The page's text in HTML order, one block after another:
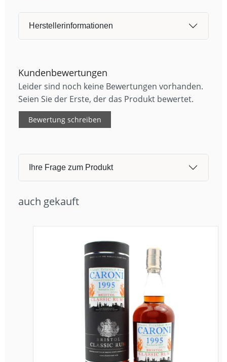
Herstellerinformationen
Kundenbewertungen
Leider sind noch keine Bewertungen vorhanden.
Seien Sie der Erste, der das Produkt bewertet.
Bewertung schreiben
Ihre Frage zum Produkt
auch gekauft